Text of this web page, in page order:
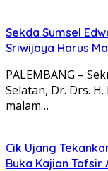
Sekda Sumsel
Sriwijaya Harus
PALEMBANG –
Selatan, Dr. Drs.
malam…
Cik Ujang
Buka Kajian Tafsir